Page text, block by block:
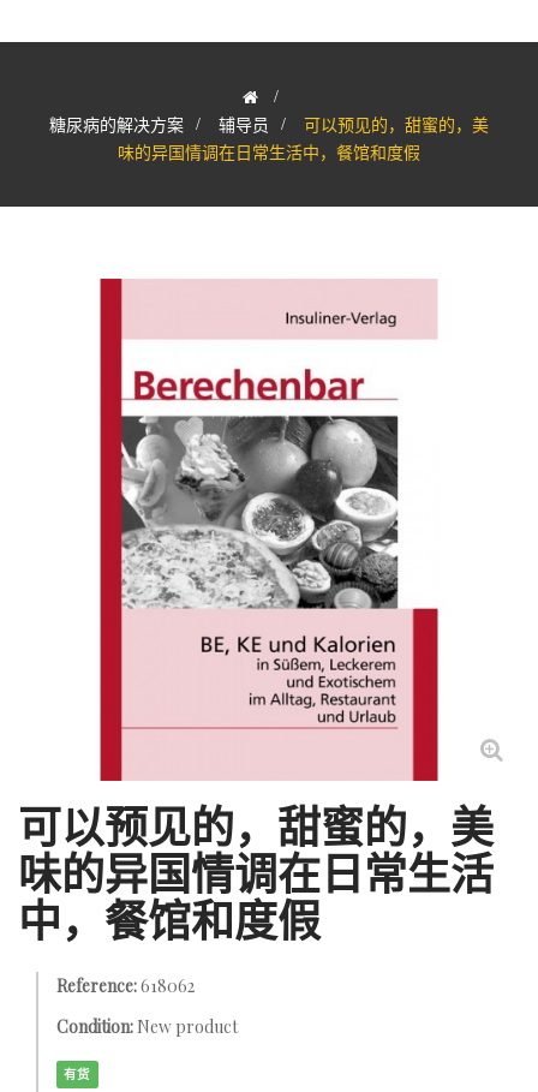
>
糖尿病的解决方案 > 辅导员 >
可以预见的，甜蜜的，美
味的异国情调在日常生活中，餐馆和度假
可以预见的，甜蜜的，美
味的异国情调在日常生活
中，餐馆和度假
Reference:618062
Condition: New product
有货